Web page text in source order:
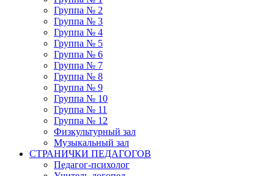
Группа № 2
Группа № 3
Группа № 4
Группа № 5
Группа № 6
Группа № 7
Группа № 8
Группа № 9
Группа № 10
Группа № 11
Группа № 12
Физкультурный зал
Музыкальный зал
СТРАНИЧКИ ПЕДАГОГОВ
Педагог-психолог